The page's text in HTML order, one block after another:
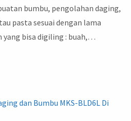
bumbu, pengolahan daging,
pasta sesuai dengan lama
yang bisa digiling : buah,…